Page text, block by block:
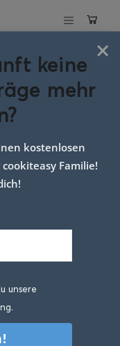
×
keine
mehr
kostenlosen
Familie!
unsere